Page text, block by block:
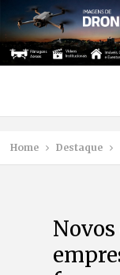
Home Destaque